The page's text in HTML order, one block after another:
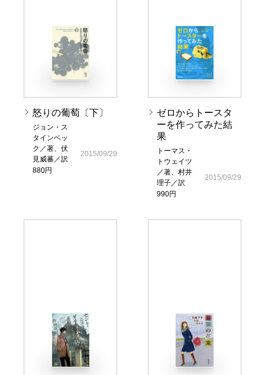
怒りの葡萄〔下〕
ジョン・ス
タインベッ
ク／著、伏
見威蕃／訳
880円
2015/09/29
ゼロからトースタ
ーを作ってみた結
果
トーマス・
トウェイツ
／著、村井
理子／訳
990円
2015/09/29